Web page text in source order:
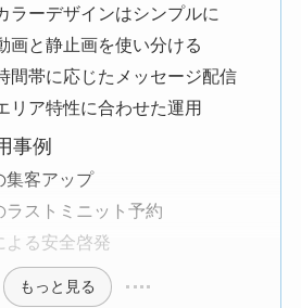
ラーデザインはシンプルに
画と静止画を使い分ける
間帯に応じたメッセージ配信
リア特性に合わせた運用
事例
集客アップ
ラストミニット予約
よる安全啓発
もっと見る